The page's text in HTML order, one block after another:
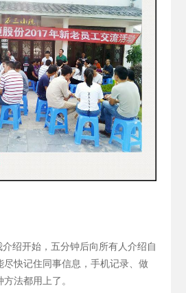
绍开始，五分钟后向所有人介绍自
尽快记住同事信息，手机记录、做
法都用上了。